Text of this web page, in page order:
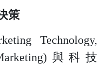
策
Technology,
) 與科技